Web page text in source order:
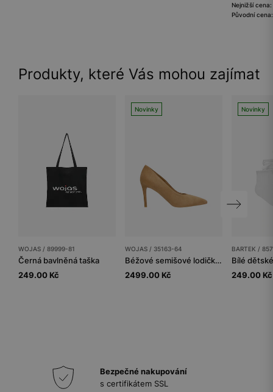
Nejnižší
Původní
Produkty, které Vás mohou zajímat
WOJAS / 89999-81
Černá bavlněná taška
249.00 Kč
Novinky
WOJAS / 35163-64
Béžové semišové lodičky na jehle
2499.00 Kč
Novinky
BARTEK /
249.00 Kč
Bezpečné nakupování
s certifikátem SSL